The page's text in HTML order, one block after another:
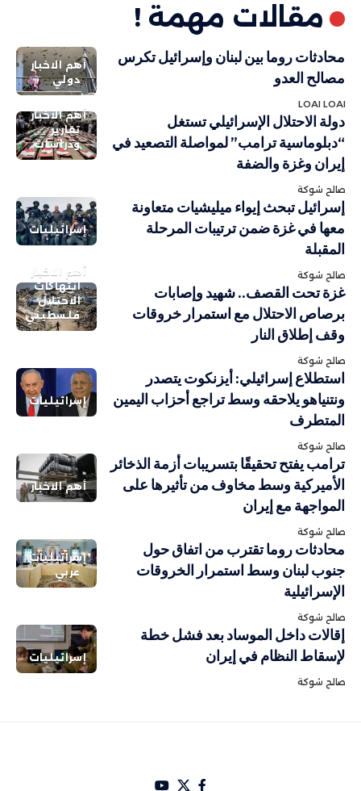
مقالات مهمة !
أهم الاخبار
دولي
محادثات روما بين لبنان وإسرائيل تكرس
مصالح العدو
LOAI LOAI
أهم الاخبار
تقارير
ودراسات
دولة الاحتلال الإسرائيلي تستغل
“دبلوماسية ترامب” لمواصلة التصعيد في
إيران وغزة والضفة
صالح شوكة
إسرائيليات
إسرائيل تبحث إيواء ميليشيات متعاونة
معها في غزة ضمن ترتيبات المرحلة
المقبلة
صالح شوكة
أهم الاخبار
انتهاكات
الاحتلال
فلسطيني
غزة تحت القصف.. شهيد وإصابات
برصاص الاحتلال مع استمرار خروقات
وقف إطلاق النار
صالح شوكة
إسرائيليات
استطلاع إسرائيلي: أيزنكوت يتصدر
ونتنياهو يلاحقه وسط تراجع أحزاب اليمين
المتطرف
صالح شوكة
أهم الاخبار
ترامب يفتح تحقيقًا بتسريبات أزمة الذخائر
الأميركية وسط مخاوف من تأثيرها على
المواجهة مع إيران
صالح شوكة
إسرائيليات
عربي
محادثات روما تقترب من اتفاق حول
جنوب لبنان وسط استمرار الخروقات
الإسرائيلية
صالح شوكة
إسرائيليات
إقالات داخل الموساد بعد فشل خطة
لإسقاط النظام في إيران
صالح شوكة